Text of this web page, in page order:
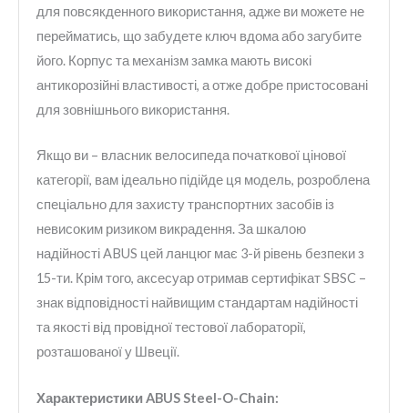
для повсякденного використання, адже ви можете не
перейматись, що забудете ключ вдома або загубите
його. Корпус та механізм замка мають високі
антикорозійні властивості, а отже добре пристосовані
для зовнішнього використання.
Якщо ви – власник велосипеда початкової цінової
категорії, вам ідеально підійде ця модель, розроблена
спеціально для захисту транспортних засобів із
невисоким ризиком викрадення. За шкалою
надійності ABUS цей ланцюг має 3-й рівень безпеки з
15-ти. Крім того, аксесуар отримав сертифікат SBSC –
знак відповідності найвищим стандартам надійності
та якості від провідної тестової лабораторії,
розташованої у Швеції.
Характеристики ABUS Steel-O-Chain: